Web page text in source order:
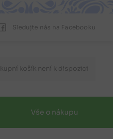
Sledujte nás na Facebooku
košík není k dispozici
Vše o nákupu